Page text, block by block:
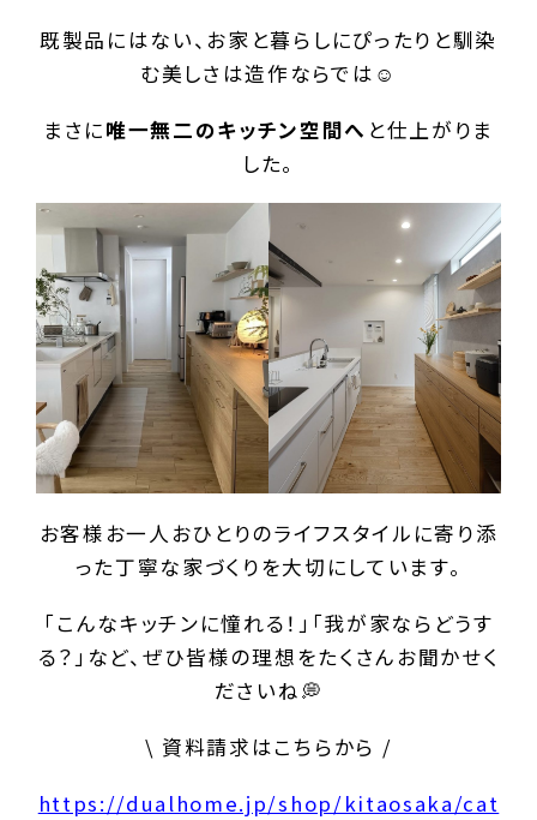
既製品にはない、お家と暮らしにぴったりと馴染
む美しさは造作ならでは☺️
まさに唯一無二のキッチン空間へ と仕上がりま
した。
お客様お一人おひとりのライフスタイルに寄り添
った丁寧な家づくりを大切にしています。
「こんなキッチンに憧れる！」「我が家ならどうす
る？」など、ぜひ皆様の理想をたくさんお聞かせく
ださいね💭
\ 資料請求はこちらから /
https://dualhome.jp/shop/kitaosaka/cat